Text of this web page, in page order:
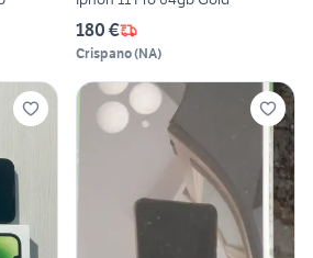
180 €
Crispano(NA)